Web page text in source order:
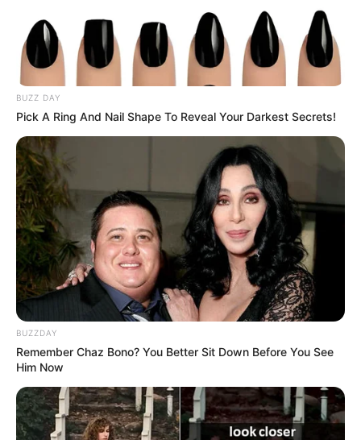
umfangreiche Sammlung von alten Automobilen,
Motorrädern, moderner Glaskunst und vielem mehr,
in einem Industriegebiet in der Stadt Öhringen.
Informationen unterwww.motormuseum-oehringen.d
e.
Schwäbisches Schnapsmuseum Bönnigheim - Ein
einzigartiges Erlebnismuseum mit Informationen
über die Geschichte des Schnapses und der
Alkoholdestillation. Insbesondere für Gruppen
geeignet sind außerdem die Schnaps- und
Likörproben in der urigen Atmosphäre eines
Kellergewölbes. Informationen unterwww.schwaebi
sches-schnapsmuseum.de .
Römermuseum Osterburken - Ein Limes-Museum,
das neben Grabungsfunden aus dem
ausgegrabenen Römerkastell Osterburken und
Informationen zum Leben auf der römischen und der
Informationen unterwww.roemermuseum-osterburke
n.de.
BUZZ DAY
Pick A Ring And Nail Shape To Reveal Your Darkest Secrets!
BUZZDAY
Remember Chaz Bono? You Better Sit Down Before You See
Him Now